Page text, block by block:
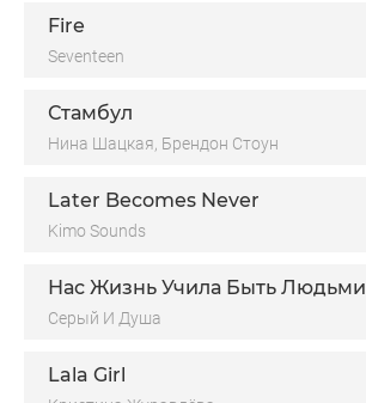
Fire
Seventeen
Стамбул
Нина Шацкая, Брендон Стоун
Later Becomes Never
Kimo Sounds
Нас Жизнь Учила Быть Людьми
Серый И Душа
Lala Girl